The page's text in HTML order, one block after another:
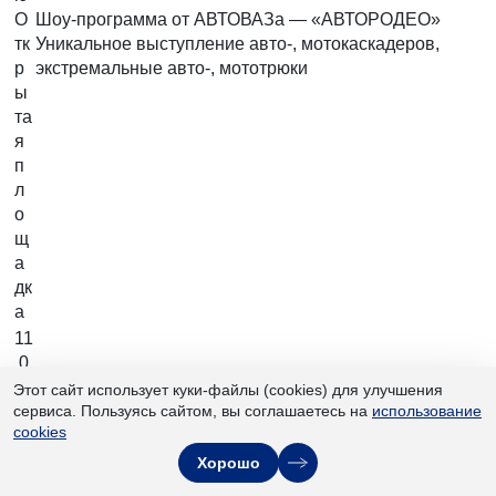
О
тк
р
ы
та
я
п
л
о
щ
а
дк
а
Шоу-программа от АВТОВАЗа — «АВТОРОДЕО»
Уникальное выступление авто-, мотокаскадеров,
экстремальные авто-, мототрюки
11
.0
0-
1
4.
Этот сайт использует куки-файлы (cookies) для улучшения
сервиса. Пользуясь сайтом, вы соглашаетесь на использование
cookies
Хорошо